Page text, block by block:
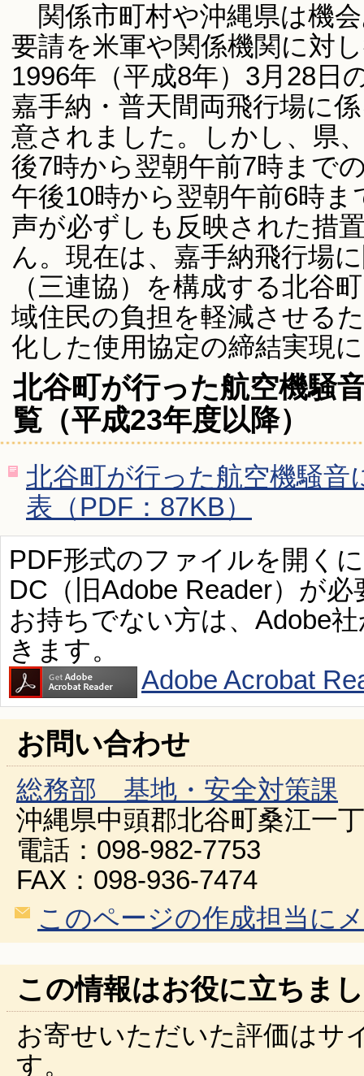
関係市町村や沖縄県は機
要請を米軍や関係機関に対
1996年（平成8年）3月28日
嘉手納・普天間両飛行場に
意されました。しかし、県
後7時から翌朝午前7時まで
午後10時から翌朝午前6時
声が必ずしも反映された措
ん。現在は、嘉手納飛行場
（三連協）を構成する北谷
域住民の負担を軽減させる
化した使用協定の締結実現
北谷町が行った航空機騒
覧（平成23年度以降）
北谷町が行った航空機騒音
表（PDF：87KB）
PDF形式のファイルを開く
DC（旧Adobe Reader）が必
お持ちでない方は、Adobe
きます。
Adobe Acrobat
お問い合わせ
総務部 基地・安全対策課
沖縄県中頭郡北谷町桑江一
電話：098-982-7753
FAX：098-936-7474
このページの作成担当に
この情報はお役に立ちま
お寄せいただいた評価はサ
す。